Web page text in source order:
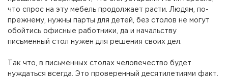
что спрос на эту мебель продолжает расти. Людям, по-
прежнему, нужны парты для детей, без столов не могут
обойтись офисные работники, да и начальству
письменный стол нужен для решения своих дел.
Так что, в письменных столах человечество будет
нуждаться всегда. Это проверенный десятилетиями факт.